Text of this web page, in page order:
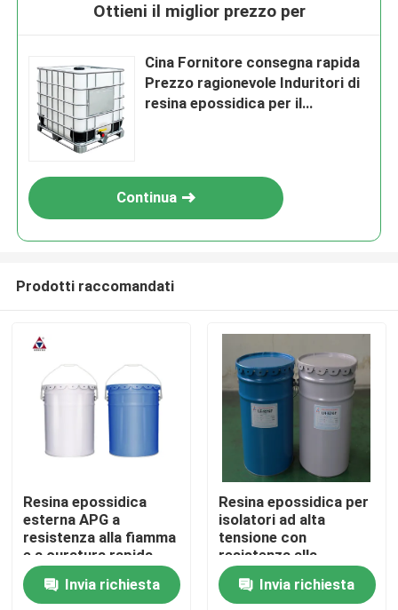
Casa.
Prodotti
Video
Ottieni il miglior prezzo per
Cina Fornitore consegna rapida
Prezzo ragionevole Induritori di
resina epossidica per il
Continua
Prodotti raccomandati
Resina epossidica
esterna APG a
resistenza alla fiamma
e a curatura rapida
per fusioni flessibili in
isolatori ad alta
Invia richiesta
Resina epossidica per
isolatori ad alta
tensione con
resistenza alla
spaccatura e allo
shock termico
Invia richiesta